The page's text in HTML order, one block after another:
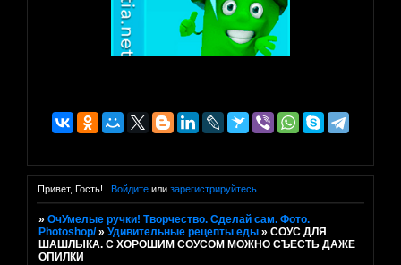
Привет, Гость! Войдитеили зарегистрируйтесь.
»ОчУмелые ручки! Творчество. Сделай сам. Фото.
Photoshop/ »Удивительные рецепты еды »СОУС ДЛЯ
ШАШЛЫКА. С ХОРОШИМ СОУСОМ МОЖНО СЪЕСТЬ ДАЖЕ
ОПИЛКИ